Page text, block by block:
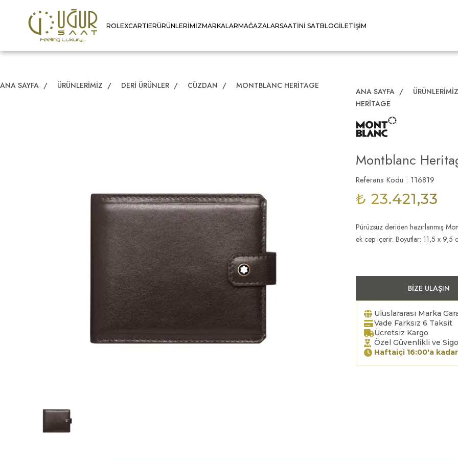
ROLEXCARTIERÜRÜNLERIMIZMARKALARMAĞAZALARSAATINI SATBLOGİLETIŞIM
ANA SAYFA / ÜRÜNLERIMIZ / DERI ÜRÜNLER / CÜZDAN / MONTBLANC HERITAGE
ANA SAYFA /
HERITAGE
Montblanc
Referans Kodu : 116819
₺ 23.421,33
Pürüzsüz deriden hazırlanmış
ek cep içerir. Boyutlar: 11,5 x 9,5
BIZE ULAŞIN
Uluslararası Marka
Vade Farksız 6 Taksit
Ücretsiz Kargo
Özel Güvenlikli ve
Haftaiçi 16:00'a